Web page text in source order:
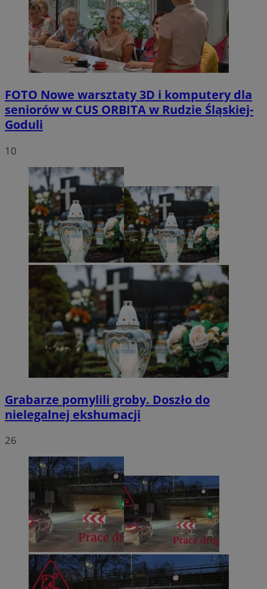
FOTO Nowe warsztaty 3D i komputery dla
seniorów w CUS ORBITA w Rudzie Śląskiej-
Goduli
10
Grabarze pomylili groby. Doszło do
nielegalnej ekshumacji
26